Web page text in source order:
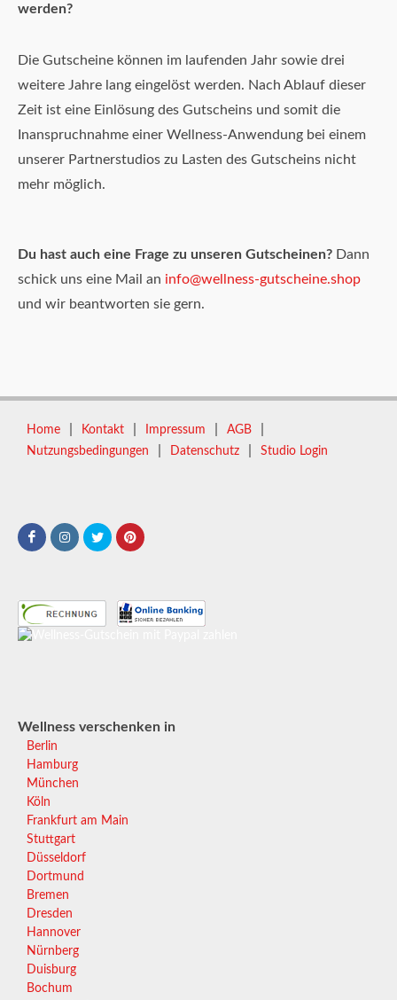
werden?
Die Gutscheine können im laufenden Jahr sowie drei
weitere Jahre lang eingelöst werden. Nach Ablauf dieser
Zeit ist eine Einlösung des Gutscheins und somit die
Inanspruchnahme einer Wellness-Anwendung bei einem
unserer Partnerstudios zu Lasten des Gutscheins nicht
mehr möglich.
Du hast auch eine Frage zu unseren Gutscheinen? Dann
schick uns eine Mail an info@wellness-gutscheine.shop
und wir beantworten sie gern.
Home Kontakt Impressum AGB
Nutzungsbedingungen Datenschutz Studio Login
Wellness verschenken in
Berlin
Hamburg
München
Köln
Frankfurt am Main
Stuttgart
Düsseldorf
Dortmund
Bremen
Dresden
Hannover
Nürnberg
Duisburg
Bochum